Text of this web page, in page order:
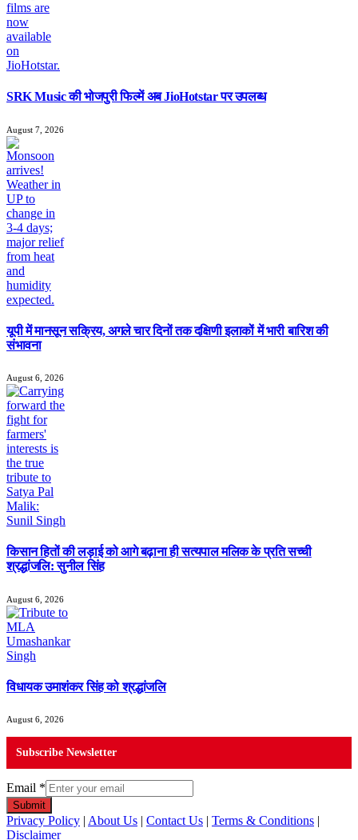
SRK Music की भोजपुरी फिल्में अब JioHotstar पर उपलब्ध
August 7, 2026
यूपी में मानसून सक्रिय, अगले चार दिनों तक दक्षिणी इलाकों में भारी बारिश की
संभावना
August 6, 2026
किसान हितों की लड़ाई को आगे बढ़ाना ही सत्यपाल मलिक के प्रति सच्ची
श्रद्धांजलि: सुनील सिंह
August 6, 2026
विधायक उमाशंकर सिंह को श्रद्धांजलि
August 6, 2026
Subscribe Newsletter
Email *
Submit
Privacy Policy | About Us | Contact Us | Terms & Conditions |
Disclaimer